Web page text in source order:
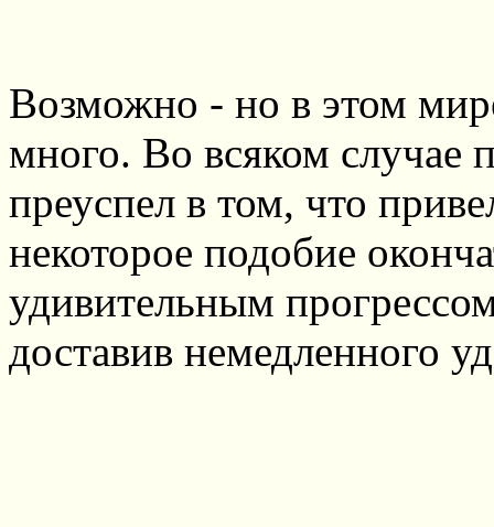
Возможно - но в этом
много. Во всяком случае
преуспел в том, что
некоторое подобие
удивительным
доставив немедленного